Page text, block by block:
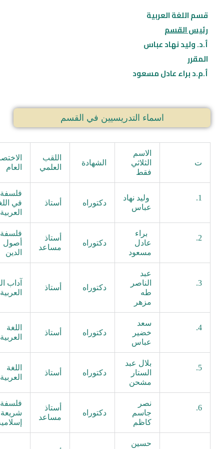
قسم اللغة العربية
رئيس القسم
أ.د. وليد نهاد عباس
المقرر
أ.م.د براء عادل مسعود
اسماء التدريسيين في القسم
ت
الاسم
الثلاثي
فقط
الشهادة
اللقب
العلمي
العام
1.
وليد نهاد
عباس
دكتوراه أستاذ
فلسفة
في
العربية
2.
براء
عادل
مسعود
دكتوراه
أستاذ
مساعد
فلسفة
أصول
الدين
3.
عبد
الناصر
طه
مزهر
دكتوراه أستاذ
آداب
العربية
4.
سعد
خضير
عباس
دكتوراه أستاذ
اللغة
العربية
5.
بلال عبد
الستار
مشحن
دكتوراه أستاذ
اللغة
العربية
6.
نصر
جاسم
كاظم
دكتوراه
أستاذ
مساعد
فلسفة
شريعة
حسين